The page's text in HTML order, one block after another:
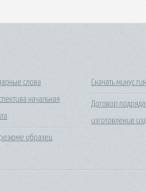
слова
начальная
образец
Скачать минус
Договор подряда
изготовление